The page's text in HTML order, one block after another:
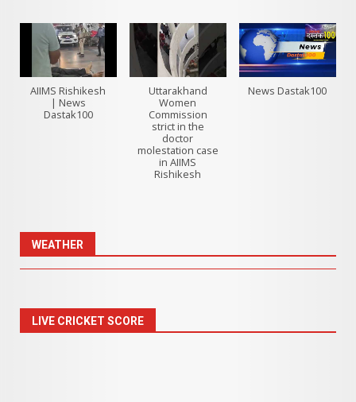
AIIMS Rishikesh
| News
Dastak100
Uttarakhand
Women
Commission
strict in the
doctor
molestation case
in AIIMS
Rishikesh
News Dastak100
WEATHER
LIVE CRICKET SCORE